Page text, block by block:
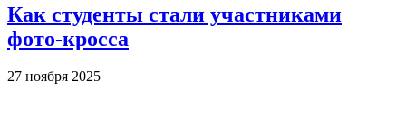
Как студенты стали участниками
фото-кросса
27 ноября 2025